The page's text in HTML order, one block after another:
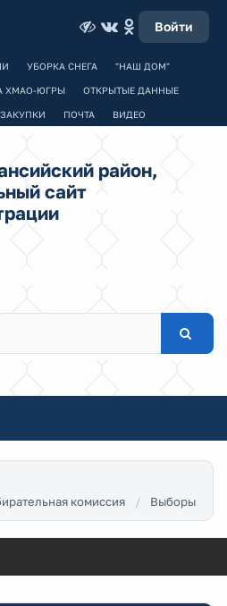
Войти
УБОРКА СНЕГА "НАШ ДОМ"
ХМАО-ЮГРЫ ОТКРЫТЫЕ ДАННЫЕ
ПОЧТА ВИДЕО
район,
сайт
комиссия
Выборы